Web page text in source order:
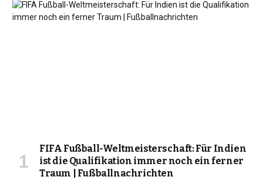
FIFA Fußball-Weltmeisterschaft: Für Indien
ist die Qualifikation immer noch ein ferner
Traum | Fußballnachrichten